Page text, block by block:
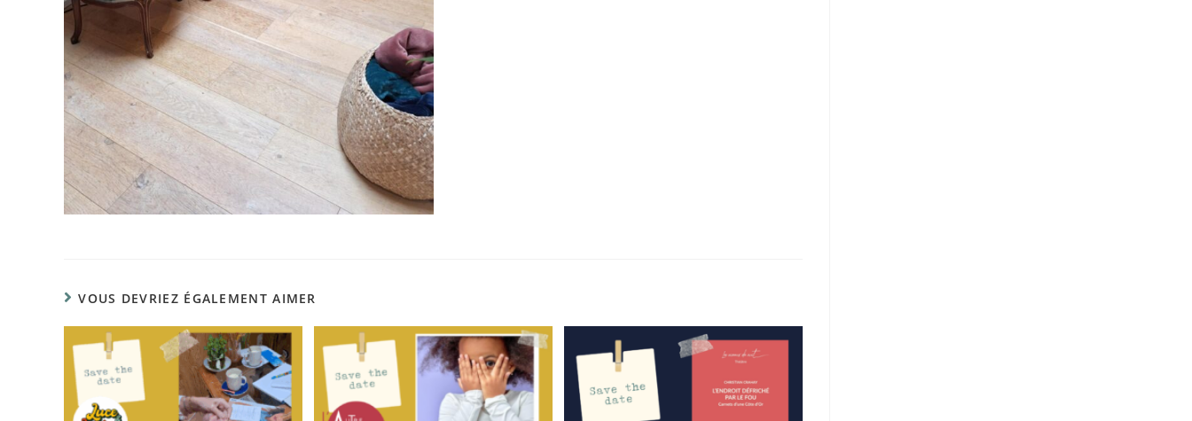
VOUS DEVRIEZ ÉGALEMENT AIMER